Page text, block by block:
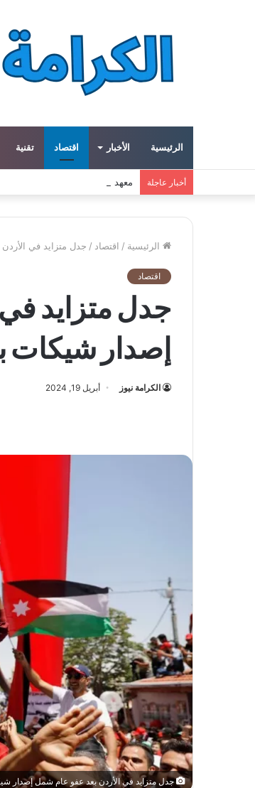
الرئيسية الأخبار اقتصاد تقنية
أخبار عاجلة معهد العالم العربي في باريس
الرئيسية / اقتصاد / جدل متزايد في
اقتصاد
جدل متزايد
إصدار شيكات
الكرامة نيوز أبريل 19, 2024
جدل متزايد في الأردن بعد عفو عام شمل إصدار